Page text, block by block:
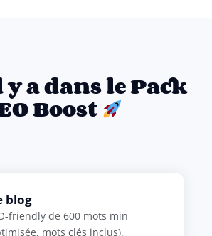
a dans le Pack
Boost
blog
friendly de 600 mots min
mots clés inclus).